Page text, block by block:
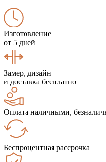
Изготовление
от 5 дней
Замер, дизайн
и доставка бесплатно
Оплата наличными,
Беспроцентная рассрочка